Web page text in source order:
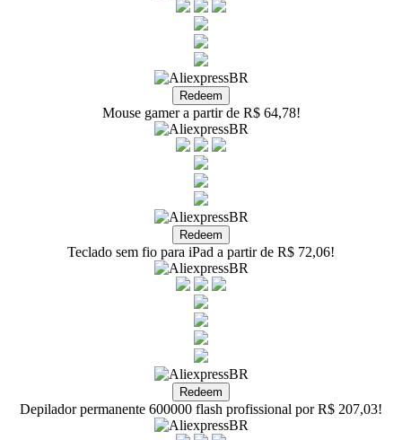
Mouse gamer a partir de R$ 64,78!
Teclado sem fio para iPad a partir de R$ 72,06!
Depilador permanente 600000 flash profissional por R$ 207,03!